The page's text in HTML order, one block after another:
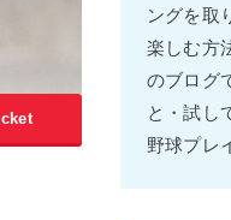
ングを取
楽しむ方
のブログ
と・試し
野球プレ